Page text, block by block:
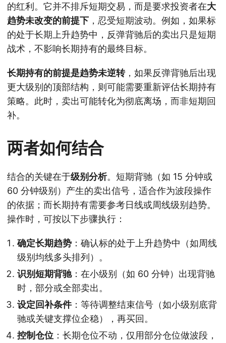
的红利。它并不排斥短期交易，而是要求投资者在大
趋势未改变的前提下 ，忍受短期波动。例如，如果标
的处于长期上升趋势中，反弹背驰后的卖出只是短期
战术，不影响长期持有的最终目标。
长期持有的前提是趋势未逆转，如果反弹背驰后出现
更大级别的顶部结构，则可能需要重新评估长期持有
策略。此时，卖出可能转化为彻底离场，而非短期回
补。
两者如何结合
结合的关键在于级别分析。短期背驰（如 15 分钟或
60 分钟级别）产生的卖出信号，适合作为波段操作
的依据；而长期持有需要参考日线或周线级别趋势。
操作时，可按以下步骤执行：
确定长期趋势 ：确认标的处于上升趋势中（如周线
级别均线多头排列）。
识别短期背驰：在小级别（如 60 分钟）出现背驰
时，部分或全部卖出。
设定回补条件：等待调整结束信号（如小级别底背
驰或关键支撑位企稳），再买回。
控制仓位 ：长期仓位不动，仅用部分仓位做波段，